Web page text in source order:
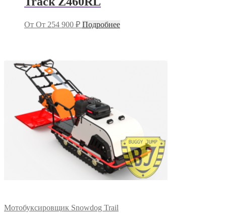
От От 254 900 ₽ Подробнее
Мотобуксировщик Snowdog Trail